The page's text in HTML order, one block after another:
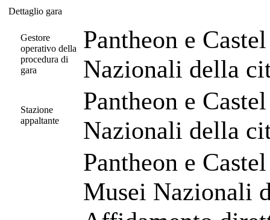
Dettaglio gara
Gestore
operativo della
procedura di
gara
Pantheon e
Nazionali della
Stazione
appaltante
Pantheon e
Nazionali della
Pantheon e
Musei Nazionali